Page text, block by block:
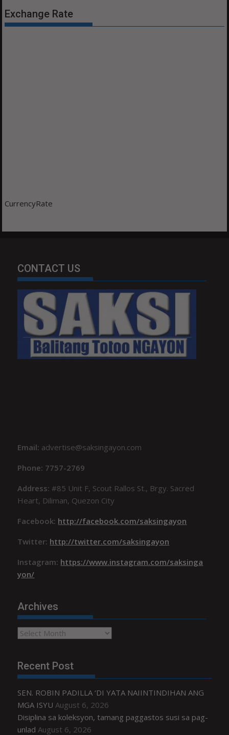
Exchange Rate
CurrencyRate
CONTACT US
Email: advertise@saksingayon.com
Phone: 7757-2769
Address:#85 Unit F, Scout Rallos St., Brgy. Sacred
Heart, Diliman, Quezon City
Facebook: http://facebook.com/saksingayon
Twitter: http://twitter.com/saksingayon
Instagram: https://www.instagram.com/saksinga
yon/
Archives
Archives
Recent Post
SEN. ROBIN PADILLA ‘DI YATA NAIINTINDIHAN ANG
MGA ISYU August 6, 2026
Disiplina sa koleksyon, tamang paggastos susi sa pag-
unlad August 6, 2026